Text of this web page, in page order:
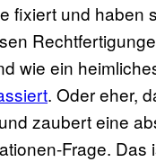
fixiert und haben
wie ein
. Oder eher,
zaubert eine
Frage.